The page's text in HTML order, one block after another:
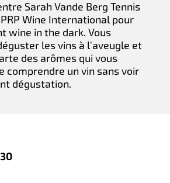
Sarah Vande Berg Tennis
Wine International pour
wine in the dark. Vous
les vins à l'aveugle et
des arômes qui vous
comprendre un vin sans voir
dégustation.